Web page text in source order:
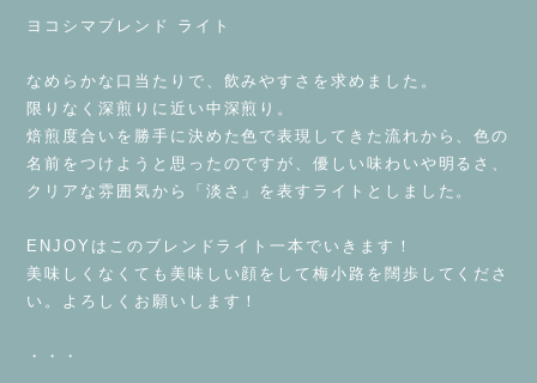
ヨコシマブレンド ライト
なめらかな口当たりで、飲みやすさを求めました。
限りなく深煎りに近い中深煎り。
焙煎度合いを勝手に決めた色で表現してきた流れから、色の
名前をつけようと思ったのですが、優しい味わいや明るさ、
クリアな雰囲気から「淡さ」を表すライトとしました。
ENJOYはこのブレンドライト一本でいきます！
美味しくなくても美味しい顔をして梅小路を闊歩してくださ
い。よろしくお願いします！
・・・